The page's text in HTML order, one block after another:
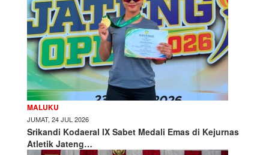
MALUKU
JUMAT, 24 JUL 2026
Srikandi Kodaeral IX Sabet Medali Emas di Kejurnas
Atletik Jateng…